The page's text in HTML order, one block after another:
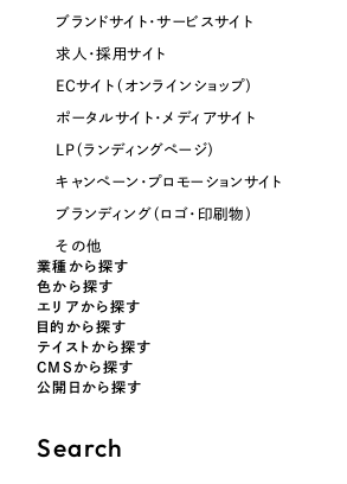
オレンジ・橙色
パープル・紫色
ピンク・桃色
ブランドサイト・サービスサイト
求人・採用サイト
ECサイト（オンラインショップ）
ポータルサイト・メディアサイト
LP（ランディングページ）
キャンペーン・プロモーションサイト
ブランディング（ロゴ・印刷物）
その他
業種から探す
色から探す
エリアから探す
目的から探す
テイストから探す
CMSから探す
公開日から探す
Search